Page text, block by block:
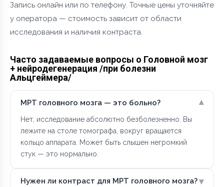
Запись онлайн или по телефону. Точные цены уточняйте
у оператора — стоимость зависит от области
исследования и наличия контраста.
Часто задаваемые вопросы о Головной мозг
+ нейродегенерация /при болезни
Альцгеймера/
МРТ головного мозга — это больно? ▾
Нет, исследование абсолютно безболезненно. Вы
лежите на столе томографа, вокруг вращается
кольцо аппарата. Может быть слышен негромкий
стук — это нормально.
Нужен ли контраст для МРТ головного мозга?▾